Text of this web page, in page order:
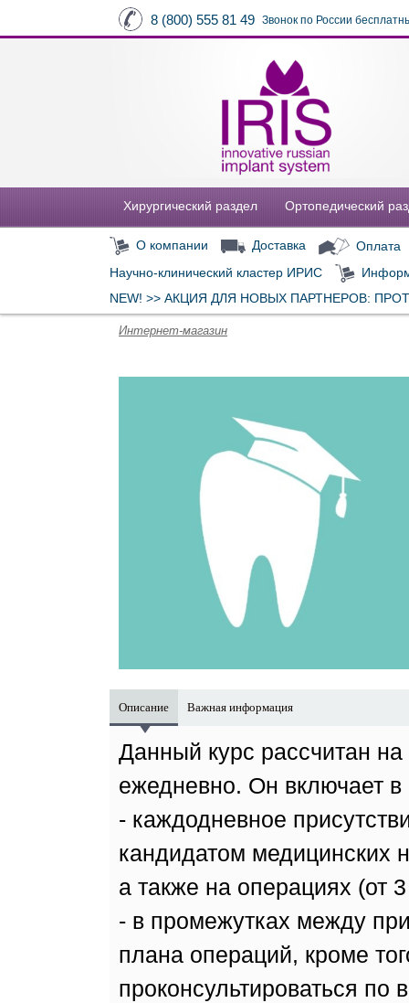
8 (800) 555 81 49 Звонок по России
Хирургический раздел Ортопедический
О компании Доставка
Оплата
Научно-клинический кластер ИРИС
NEW! >> АКЦИЯ ДЛЯ НОВЫХ ПАРТНЕРОВ:
Интернет-магазин
Описание Важная информация
Данный курс рассчитан
ежедневно. Он включает в
- каждодневное
кандидатом
а также на операциях (от
- в промежутках между
плана операций, кроме
проконсультироваться